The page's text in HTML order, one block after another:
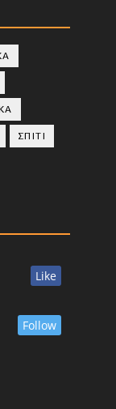
ΣΠΙΤΙ
Like
Follow